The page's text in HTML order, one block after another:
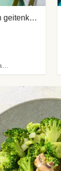
Pastei met kastanjechampignons en geitenkaas